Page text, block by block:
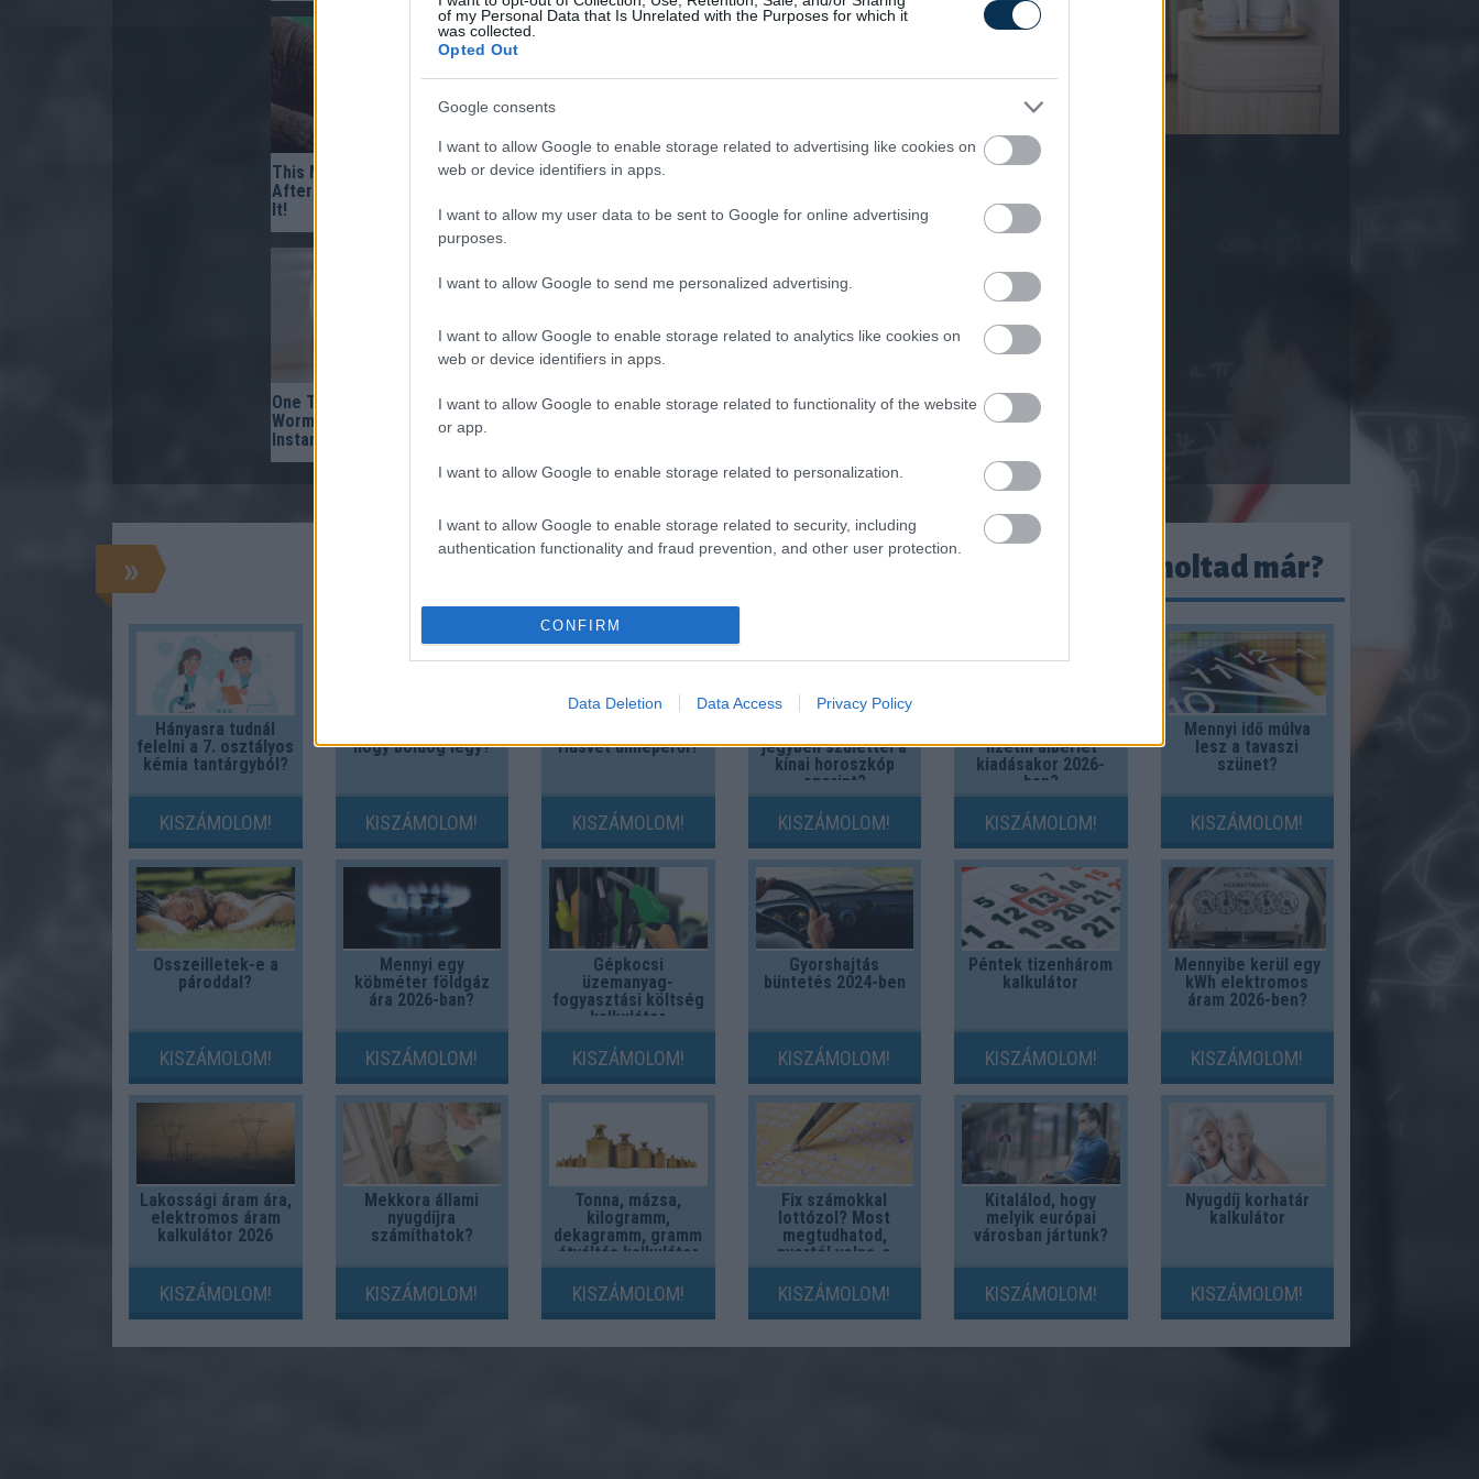
of my Personal Data that Is Unrelated with the Purposes for which it
was collected.
Opted Out
Google consents
I want to allow Google to enable storage related to advertising like cookies on
web or device identifiers in apps.
I want to allow my user data to be sent to Google for online advertising
purposes.
I want to allow Google to send me personalized advertising.
I want to allow Google to enable storage related to analytics like cookies on
web or device identifiers in apps.
I want to allow Google to enable storage related to functionality of the website
or app.
I want to allow Google to enable storage related to personalization.
I want to allow Google to enable storage related to security, including
authentication functionality and fraud prevention, and other user protection.
CONFIRM
Data Deletion Data Access Privacy Policy
This Mixture ‘Burns’ Fungus Off
After The Very First Use — Try
It!
Fungus Is A Parasite, And It
One Teaspoon And All The
Worms In The Body Die
Instantly
Stop Eating These 3 Foods
» És ezeket kiszámoltad már?
Hányasra tudnál
felelni a 7. osztályos
kémia tantárgyból?
KISZÁMOLOM!
hogy boldog légy?
KISZÁMOLOM!
Húsvét ünnepéről?
KISZÁMOLOM!
jegyben születtél a
kínai horoszkóp
szerint?
KISZÁMOLOM!
fizetni albérlet
kiadásakor 2026-
ban?
KISZÁMOLOM!
Mennyi idő múlva
lesz a tavaszi
szünet?
KISZÁMOLOM!
Összeilletek-e a
pároddal?
KISZÁMOLOM!
Mennyi egy
köbméter földgáz
ára 2026-ban?
KISZÁMOLOM!
Gépkocsi
üzemanyag-
fogyasztási költség
kalkulátor
KISZÁMOLOM!
Gyorshajtás
büntetés 2024-ben
KISZÁMOLOM!
Péntek tizenhárom
kalkulátor
KISZÁMOLOM!
Mennyibe kerül egy
kWh elektromos
áram 2026-ben?
KISZÁMOLOM!
Lakossági áram ára,
elektromos áram
kalkulátor 2026
KISZÁMOLOM!
Mekkora állami
nyugdíjra
számíthatok?
KISZÁMOLOM!
Tonna, mázsa,
kilogramm,
dekagramm, gramm
átváltás kalkulátor
KISZÁMOLOM!
Fix számokkal
lottózol? Most
megtudhatod,
nyertél volna-e
valaha!
KISZÁMOLOM!
Kitalálod, hogy
melyik európai
városban jártunk?
KISZÁMOLOM!
Nyugdíj korhatár
kalkulátor
KISZÁMOLOM!